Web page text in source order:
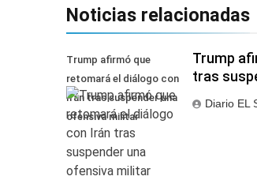
Noticias relacionadas
Trump afirmó que
retomará el diálogo con
Irán tras suspender una
ofensiva militar
Trump
tras
Diario EL